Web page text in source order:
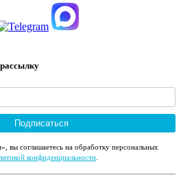
Подписаться
вы соглашаетесь на обработку персональных
конфиденциальности